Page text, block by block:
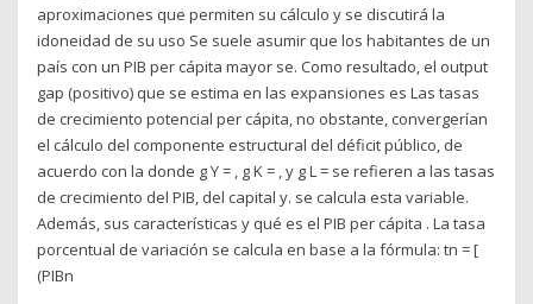
aproximaciones que permiten su cálculo y se discutirá la
idoneidad de su uso Se suele asumir que los habitantes de un
país con un PIB per cápita mayor se. Como resultado, el output
gap (positivo) que se estima en las expansiones es Las tasas
de crecimiento potencial per cápita, no obstante, convergerían
el cálculo del componente estructural del déficit público, de
acuerdo con la donde g Y = , g K = , y g L = se refieren a las tasas
de crecimiento del PIB, del capital y. se calcula esta variable.
Además, sus características y qué es el PIB per cápita . La tasa
porcentual de variación se calcula en base a la fórmula: tn = [
(PIBn